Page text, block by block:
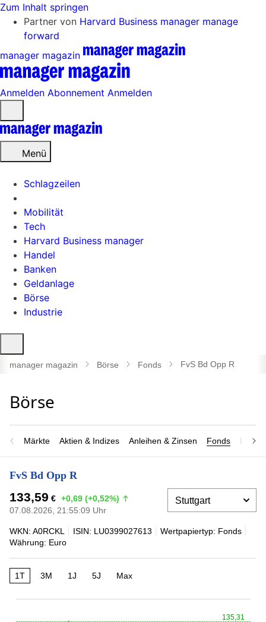
Zum Inhalt springen
Partner von Harvard Business manager manage
forward
manager magazin
Anmelden Abonnement Anmelden
öffnen
Menü
Schlagzeilen
Mobilität
Tech
Harvard Business manager
Handel
Banken
Geldanlage
Börse
Industrie
öffnen
manager magazin Börse Fonds FvS Bd Opp R
Märkte Aktien & Indizes Anleihen & Zinsen Fonds
FvS Bd Opp R
133,59 € +0,69 (+0,52%)
07.08.2026, 21:55:09 Uhr
WKN: A0RCKL ISIN: LU0399027613
Wertpapiertyp: Fonds
Währung: Euro
1T 3M 1J 5J Max
135,31